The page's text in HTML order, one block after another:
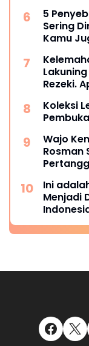
5
Sering
Kamu
Rezeki.
Koleksi
Wajo
Rosman
Ini
Menjadi
Barat